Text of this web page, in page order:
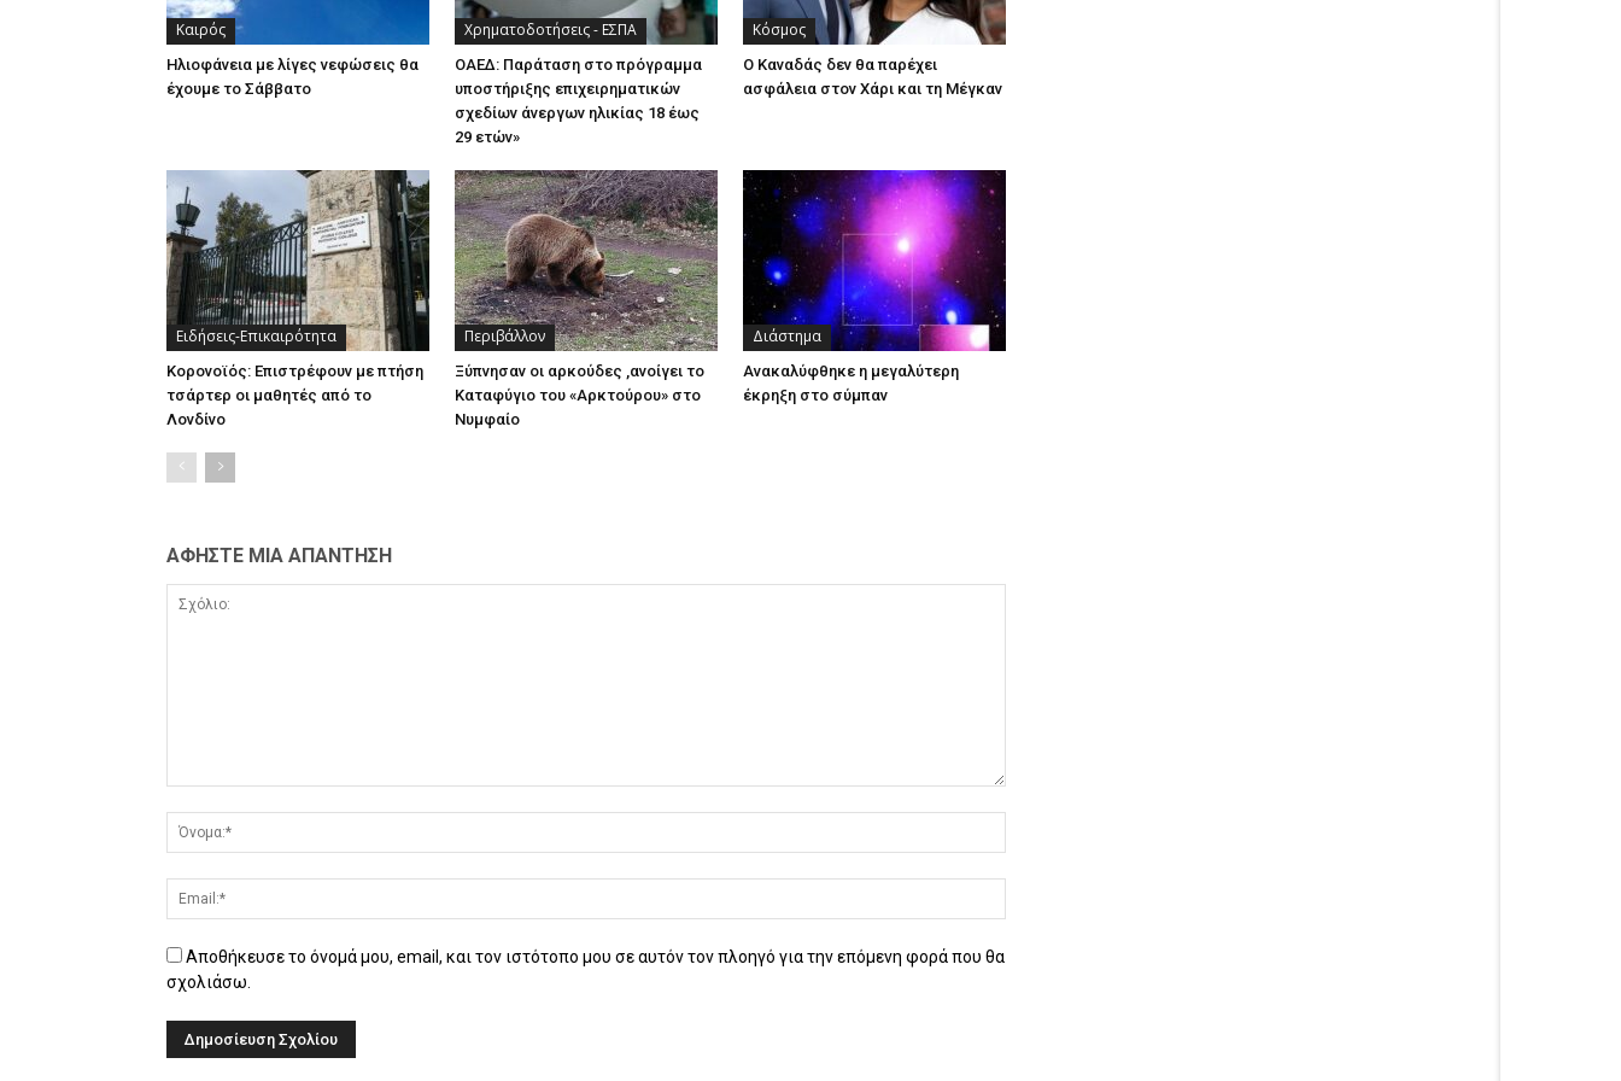
Καιρός
Ηλιοφάνεια με λίγες νεφώσεις θα
έχουμε το Σάββατο
Χρηματοδοτήσεις - ΕΣΠΑ
ΟΑΕΔ: Παράταση στο πρόγραμμα
υποστήριξης επιχειρηματικών
σχεδίων άνεργων ηλικίας 18 έως
29 ετών»
Κόσμος
Ο Καναδάς δεν θα παρέχει
ασφάλεια στον Χάρι και τη Μέγκαν
Ειδήσεις-Επικαιρότητα
Κορονοϊός: Επιστρέφουν με πτήση
τσάρτερ οι μαθητές από το
Λονδίνο
Περιβάλλον
Ξύπνησαν οι αρκούδες ,ανοίγει το
Καταφύγιο του «Αρκτούρου» στο
Νυμφαίο
Διάστημα
Ανακαλύφθηκε η μεγαλύτερη
έκρηξη στο σύμπαν
ΑΦΗΣΤΕ ΜΙΑ ΑΠΑΝΤΗΣΗ
Αποθήκευσε το όνομά μου, email, και τον ιστότοπο μου σε αυτόν τον πλοηγό για την επόμενη φορά που θα
σχολιάσω.